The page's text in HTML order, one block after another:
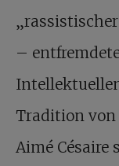
–
Tradition von
Aimé Césaire